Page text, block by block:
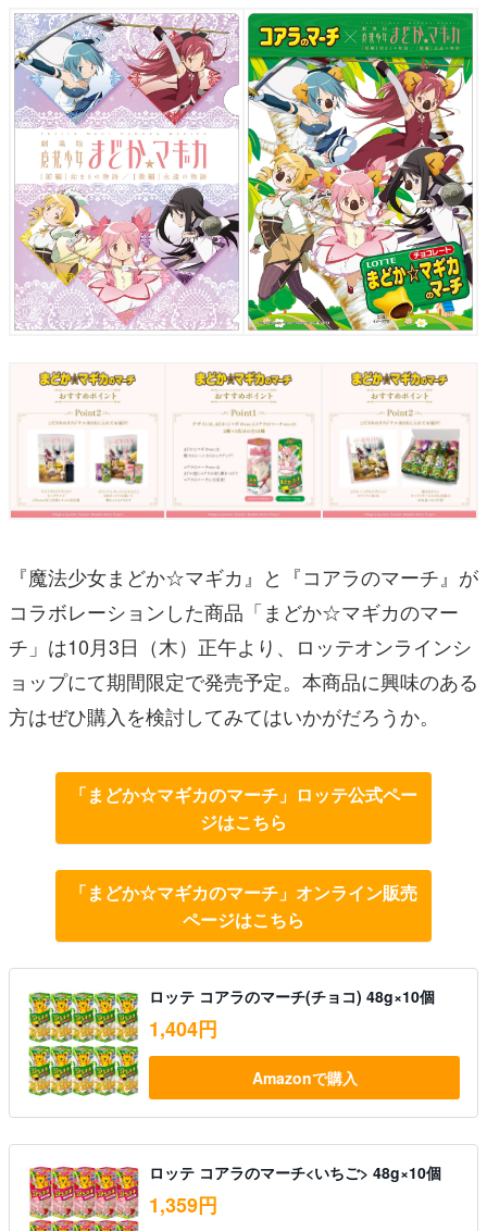
『魔法少女まどか☆マギカ』と『コアラのマーチ』が
コラボレーションした商品「まどか☆マギカのマー
チ」は10月3日（木）正午より、ロッテオンラインシ
ョップにて期間限定で発売予定。本商品に興味のある
方はぜひ購入を検討してみてはいかがだろうか。
「まどか☆マギカのマーチ」ロッテ公式ペー
ジはこちら
「まどか☆マギカのマーチ」オンライン販売
ページはこちら
ロッテ コアラのマーチ(チョコ) 48g×10個
1,404円
Amazonで購入
ロッテ コアラのマーチ<いちご> 48g×10個
1,359円